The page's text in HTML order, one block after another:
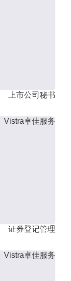
上市公司秘书
Vistra卓佳服务
证券登记管理
Vistra卓佳服务